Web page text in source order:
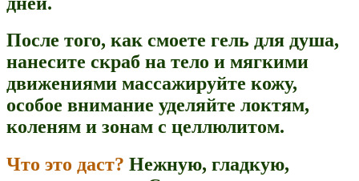
После того, как смоете гель для душа,
нанесите скраб на тело и мягкими
движениями массажируйте кожу,
особое внимание уделяйте локтям,
коленям и зонам с целлюлитом.
Что это даст? Нежную, гладкую,